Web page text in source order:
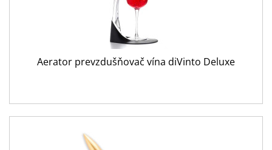
Aerator prevzdušňovač vína diVinto Deluxe